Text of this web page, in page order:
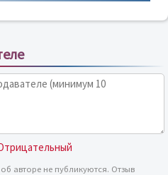
авторе не публикуются. Отзыв